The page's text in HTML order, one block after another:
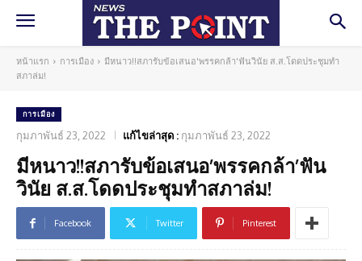
หน้าแรก การเมือง
มีหนาว!!สภารับข้อเสนอ'พรรคกล้า'ฟันวินัย ส.ส.โดดประชุมทำ
สภาล่ม!
การเมือง
กุมภาพันธ์ 23, 2022 แก้ไขล่าสุด : กุมภาพันธ์ 23, 2022
มีหนาว!!สภารับข้อเสนอ’พรรคกล้า’ฟัน
วินัย ส.ส.โดดประชุมทำสภาล่ม!
Facebook Twitter Pinterest